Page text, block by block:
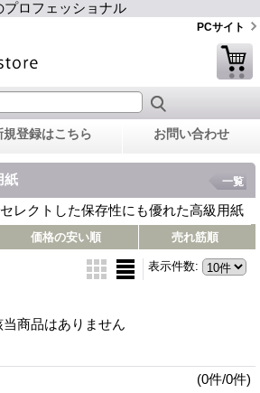
ロフェッショナル
PCサイト
規登録はこちら お問い合わせ
紙
レクトした保存性にも優れた高級用紙
一覧
価格の安い順 売れ筋順
表示件数:
当商品はありません
(0件/0件)